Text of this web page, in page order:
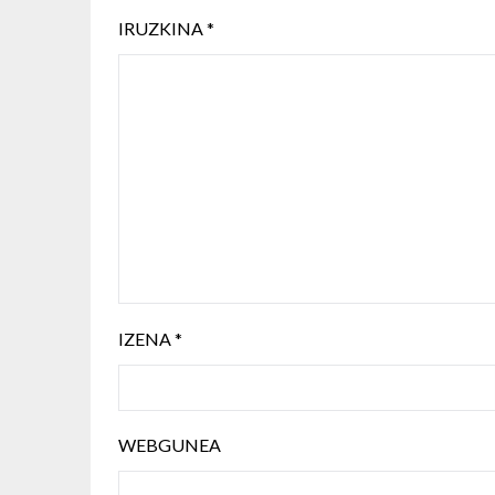
IRUZKINA*
IZENA*
WEBGUNEA